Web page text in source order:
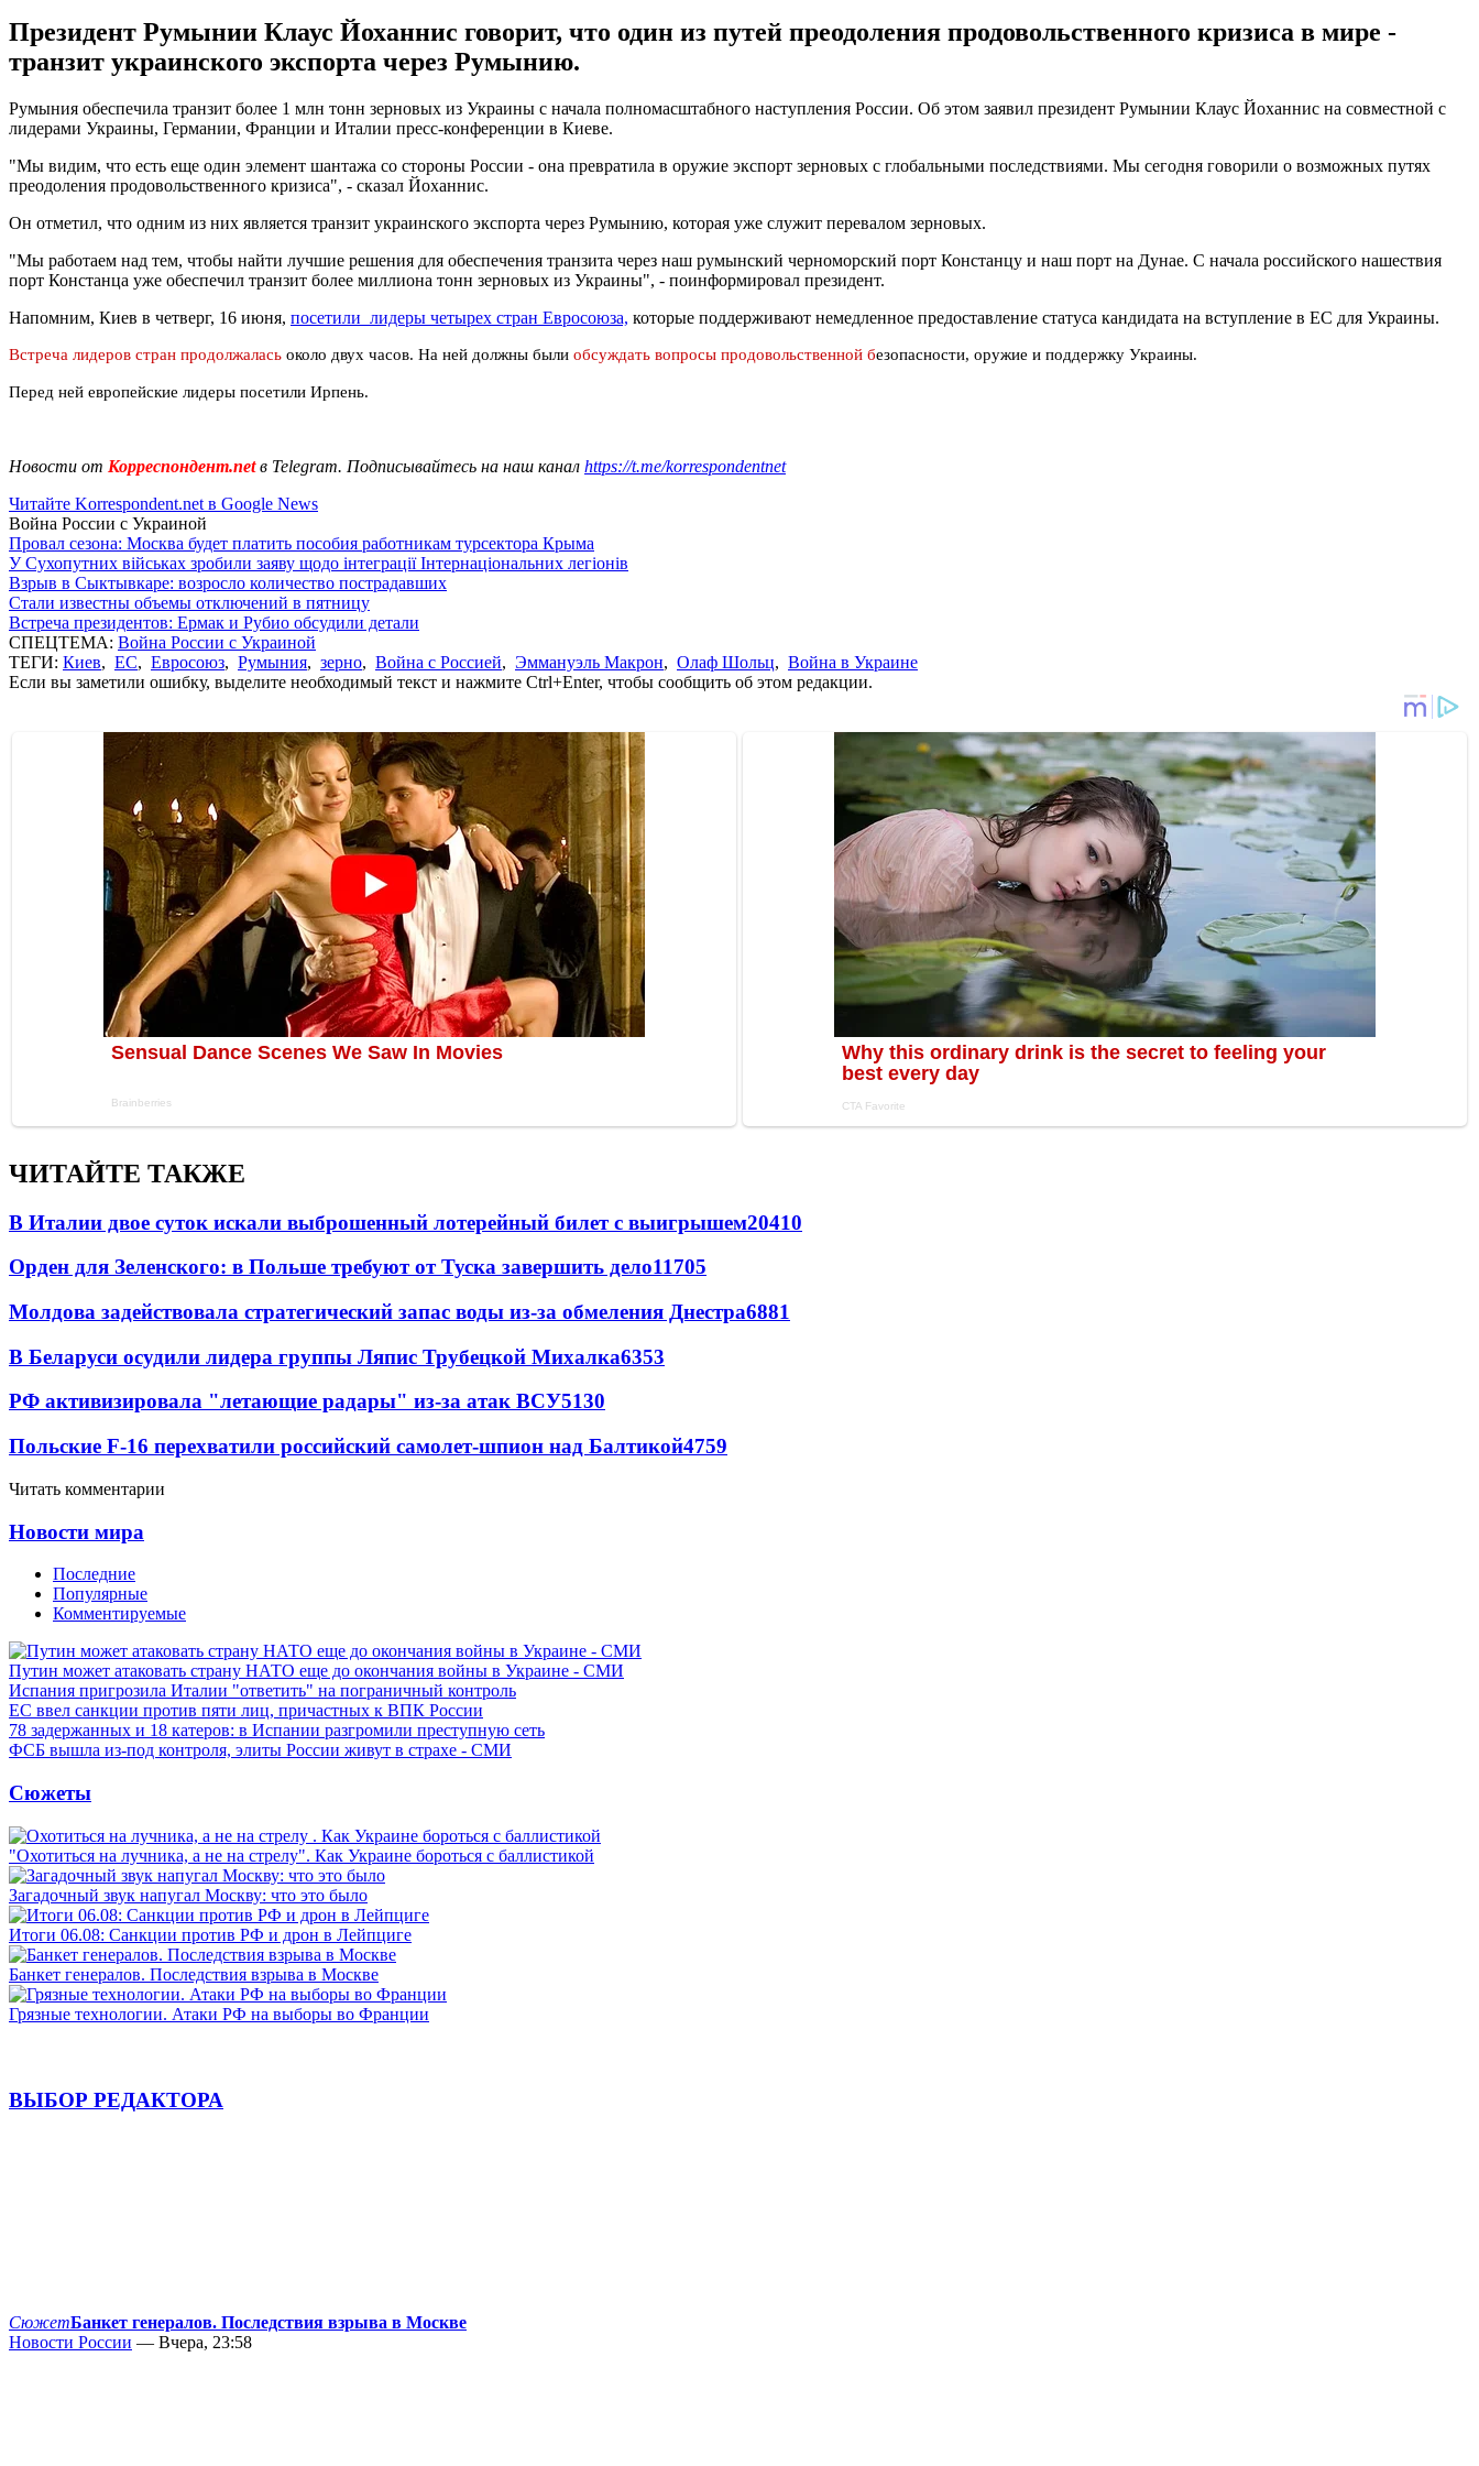
Президент Румынии Клаус Йоханнис говорит, что один из путей преодоления продовольственного кризиса в мире -
транзит украинского экспорта через Румынию.
Румыния обеспечила транзит более 1 млн тонн зерновых из Украины с начала полномасштабного наступления России. Об этом заявил президент Румынии Клаус Йоханнис на совместной с
лидерами Украины, Германии, Франции и Италии пресс-конференции в Киеве.
"Мы видим, что есть еще один элемент шантажа со стороны России - она превратила в оружие экспорт зерновых с глобальными последствиями. Мы сегодня говорили о возможных путях
преодоления продовольственного кризиса", - сказал Йоханнис.
Он отметил, что одним из них является транзит украинского экспорта через Румынию, которая уже служит перевалом зерновых.
"Мы работаем над тем, чтобы найти лучшие решения для обеспечения транзита через наш румынский черноморский порт Констанцу и наш порт на Дунае. С начала российского нашествия
порт Констанца уже обеспечил транзит более миллиона тонн зерновых из Украины", - поинформировал президент.
Напомним, Киев в четверг, 16 июня, посетили лидеры четырех стран Евросоюза, которые поддерживают немедленное предоставление статуса кандидата на вступление в ЕС для Украины.
Встреча лидеров стран продолжалась около двух часов. На ней должны были обсуждать вопросы продовольственной безопасности, оружие и поддержку Украины.
Перед ней европейские лидеры посетили Ирпень.
Новости от Корреспондент.netв Telegram. Подписывайтесь на наш канал https://t.me/korrespondentnet
Читайте Korrespondent.net в Google News
Война России с Украиной
Провал сезона: Москва будет платить пособия работникам турсектора Крыма
У Сухопутних військах зробили заяву щодо інтеграції Інтернаціональних легіонів
Взрыв в Сыктывкаре: возросло количество пострадавших
Стали известны объемы отключений в пятницу
Встреча президентов: Ермак и Рубио обсудили детали
СПЕЦТЕМА: Война России с Украиной
ТЕГИ: Киев, ЕС, Евросоюз, Румыния, зерно, Война с Россией, Эммануэль Макрон, Олаф Шольц, Война в Украине
Если вы заметили ошибку, выделите необходимый текст и нажмите Ctrl+Enter, чтобы сообщить об этом редакции.
ЧИТАЙТЕ ТАКЖЕ
В Италии двое суток искали выброшенный лотерейный билет с выигрышем20410
Орден для Зеленского: в Польше требуют от Туска завершить дело11705
Молдова задействовала стратегический запас воды из-за обмеления Днестра6881
В Беларуси осудили лидера группы Ляпис Трубецкой Михалка6353
РФ активизировала "летающие радары" из-за атак ВСУ5130
Польские F-16 перехватили российский самолет-шпион над Балтикой4759
Читать комментарии
Новости мира
Последние
Популярные
Комментируемые
Путин может атаковать страну НАТО еще до окончания войны в Украине - СМИ
Испания пригрозила Италии "ответить" на пограничный контроль
ЕС ввел санкции против пяти лиц, причастных к ВПК России
78 задержанных и 18 катеров: в Испании разгромили преступную сеть
ФСБ вышла из-под контроля, элиты России живут в страхе - СМИ
Сюжеты
"Охотиться на лучника, а не на стрелу". Как Украине бороться с баллистикой
Загадочный звук напугал Москву: что это было
Итоги 06.08: Санкции против РФ и дрон в Лейпциге
Банкет генералов. Последствия взрыва в Москве
Грязные технологии. Атаки РФ на выборы во Франции
ВЫБОР РЕДАКТОРА
СюжетБанкет генералов. Последствия взрыва в Москве
Новости России — Вчера, 23:58